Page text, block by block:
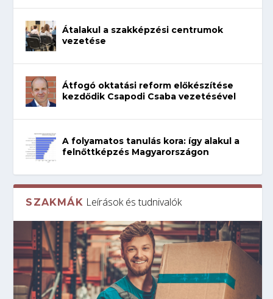
Átalakul a szakképzési centrumok
vezetése
Átfogó oktatási reform előkészítése
kezdődik Csapodi Csaba vezetésével
A folyamatos tanulás kora: így alakul a
felnőttképzés Magyarországon
SZAKMÁK Leírások és tudnivalók